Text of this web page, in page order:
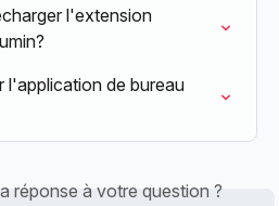
l'extension
l'application de bureau
réponse à votre question ?